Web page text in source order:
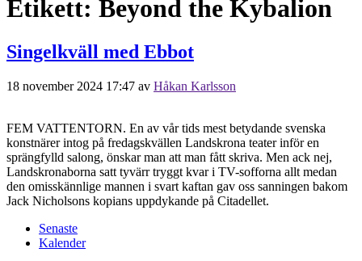
Etikett: Beyond the Kybalion
Singelkväll med Ebbot
18 november 2024 17:47 av Håkan Karlsson
FEM VATTENTORN. En av vår tids mest betydande svenska
konstnärer intog på fredagskvällen Landskrona teater inför en
sprängfylld salong, önskar man att man fått skriva. Men ack nej,
Landskronaborna satt tyvärr tryggt kvar i TV-sofforna allt medan
den omisskännlige mannen i svart kaftan gav oss sanningen bakom
Jack Nicholsons kopians uppdykande på Citadellet.
Senaste
Kalender